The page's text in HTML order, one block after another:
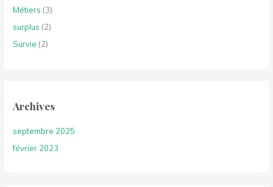
Métiers (3)
surplus (2)
Survie (2)
Archives
septembre 2025
février 2023